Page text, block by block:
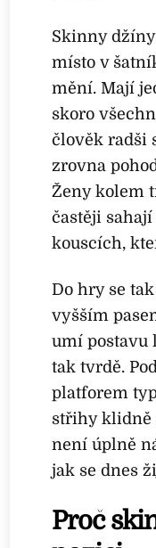
Skinny
místo v
mění. Mají
skoro
člověk radši
zrovna
Ženy kolem
častěji
kouscích,
Do hry se
vyšším
umí postavu
tak tvrdě.
platforem
střihy klidně
není úplně
jak se dnes
Proč